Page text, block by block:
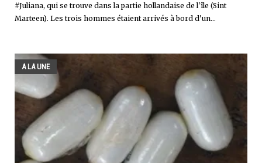
#Juliana, qui se trouve dans la partie hollandaise de l'île (Sint
Marteen). Les trois hommes étaient arrivés à bord d'un...
A LA UNE